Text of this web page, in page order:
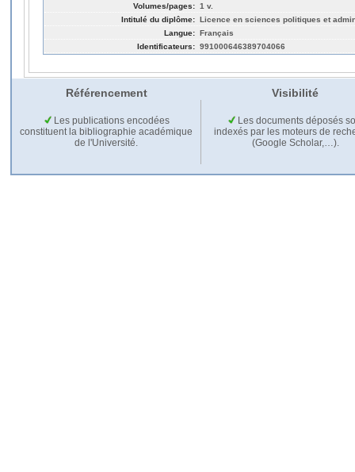
Volumes/pages: 1 v.
Intitulé du diplôme: Licence en sciences politiques et
Langue: Français
Identificateurs: 991000646389704066
Référencement Visibilité
Les publications encodées
constituent la bibliographie académique
de l'Université.
Les documents déposés
indexés par les moteurs de
(Google Scholar,…).